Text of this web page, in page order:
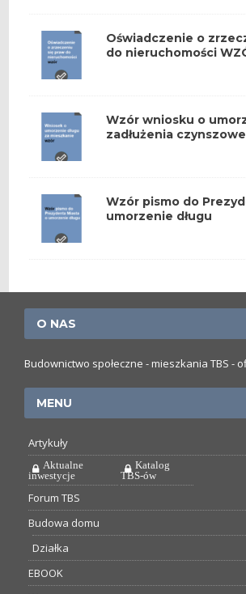
Oświadczenie o
do nieruchomości
Wzór wniosku o
zadłużenia
Wzór pismo do
umorzenie długu
O NAS
Budownictwo społeczne - mieszkania TBS -
MENU
Artykuły
Aktualne
inwestycje
Katalog
TBS-ów
Forum TBS
Budowa domu
Działka
EBOOK